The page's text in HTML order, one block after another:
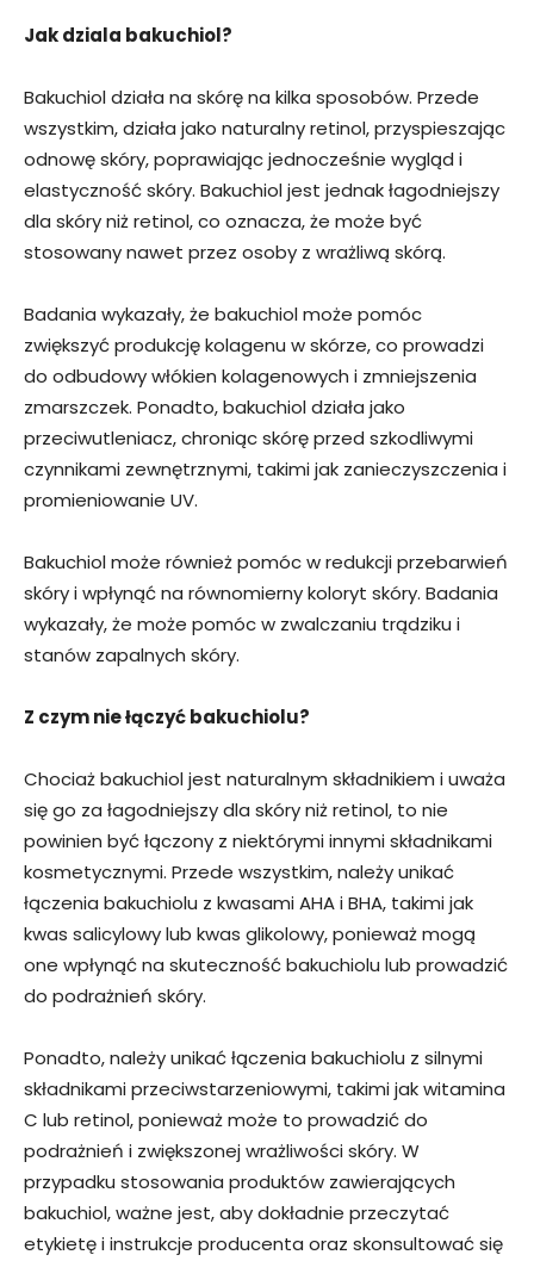
Jak dziala bakuchiol?
Bakuchiol działa na skórę na kilka sposobów. Przede
wszystkim, działa jako naturalny retinol, przyspieszając
odnowę skóry, poprawiając jednocześnie wygląd i
elastyczność skóry. Bakuchiol jest jednak łagodniejszy
dla skóry niż retinol, co oznacza, że ​​może być
stosowany nawet przez osoby z wrażliwą skórą.
Badania wykazały, że bakuchiol może pomóc
zwiększyć produkcję kolagenu w skórze, co prowadzi
do odbudowy włókien kolagenowych i zmniejszenia
zmarszczek. Ponadto, bakuchiol działa jako
przeciwutleniacz, chroniąc skórę przed szkodliwymi
czynnikami zewnętrznymi, takimi jak zanieczyszczenia i
promieniowanie UV.
Bakuchiol może również pomóc w redukcji przebarwień
skóry i wpłynąć na równomierny koloryt skóry. Badania
wykazały, że może pomóc w zwalczaniu trądziku i
stanów zapalnych skóry.
Z czym nie łączyć bakuchiolu?
Chociaż bakuchiol jest naturalnym składnikiem i uważa
się go za łagodniejszy dla skóry niż retinol, to nie
powinien być łączony z niektórymi innymi składnikami
kosmetycznymi. Przede wszystkim, należy unikać
łączenia bakuchiolu z kwasami AHA i BHA, takimi jak
kwas salicylowy lub kwas glikolowy, ponieważ mogą
one wpłynąć na skuteczność bakuchiolu lub prowadzić
do podrażnień skóry.
Ponadto, należy unikać łączenia bakuchiolu z silnymi
składnikami przeciwstarzeniowymi, takimi jak witamina
C lub retinol, ponieważ może to prowadzić do
podrażnień i zwiększonej wrażliwości skóry. W
przypadku stosowania produktów zawierających
bakuchiol, ważne jest, aby dokładnie przeczytać
etykietę i instrukcje producenta oraz skonsultować się